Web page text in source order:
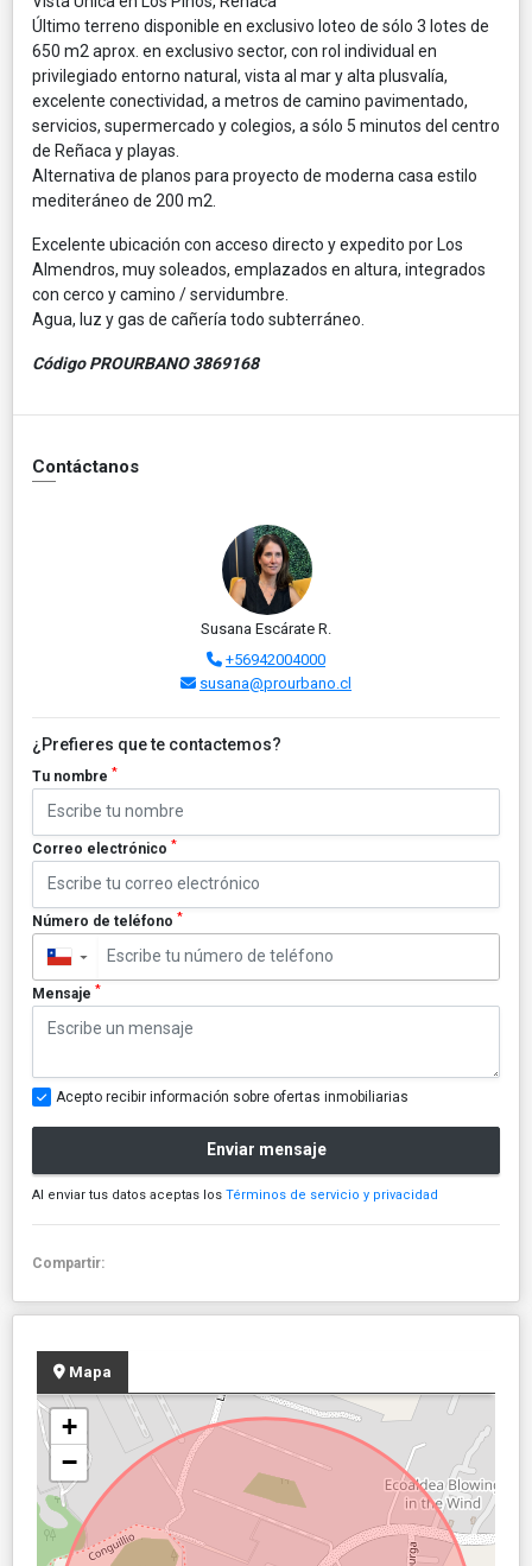
Último terreno disponible en exclusivo loteo de sólo 3 lotes de
650 m2 aprox. en exclusivo sector, con rol individual en
privilegiado entorno natural, vista al mar y alta plusvalía,
excelente conectividad, a metros de camino pavimentado,
servicios, supermercado y colegios, a sólo 5 minutos del centro
de Reñaca y playas.
Alternativa de planos para proyecto de moderna casa estilo
mediteráneo de 200 m2.
Excelente ubicación con acceso directo y expedito por Los
Almendros, muy soleados, emplazados en altura, integrados
con cerco y camino / servidumbre.
Agua, luz y gas de cañería todo subterráneo.
Código PROURBANO 3869168
Contáctanos
Susana Escárate R.
+56942004000
susana@prourbano.cl
¿Prefieres que te contactemos?
Tu nombre *
Correo electrónico *
Número de teléfono *
▼
Mensaje *
Acepto recibir información sobre ofertas inmobiliarias
Enviar mensaje
Al enviar tus datos aceptas los Términos de servicio y privacidad
Compartir:
Mapa
+
−